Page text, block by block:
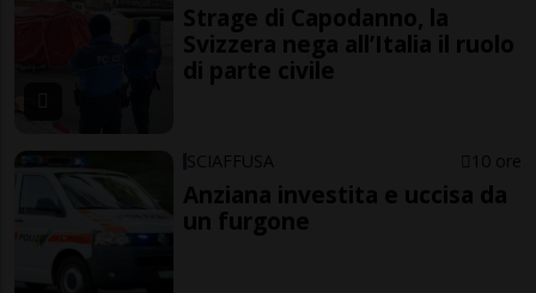
Strage di Capodanno, la
Svizzera nega all’Italia il ruolo
di parte civile
SCIAFFUSA 10 ore
Anziana investita e uccisa da
un furgone